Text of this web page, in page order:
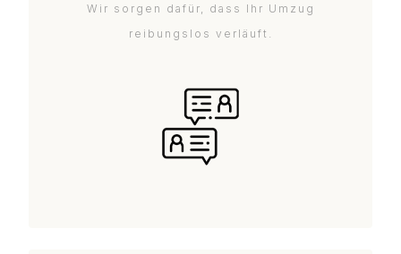
Wir sorgen dafür, dass Ihr Umzug
reibungslos verläuft.